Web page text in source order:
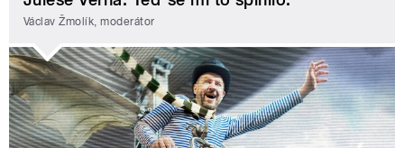
Václav Žmolík, moderátor